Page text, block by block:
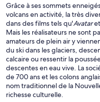
Grâce à ses sommets
volcans en activité, la très
dans des films tels qu'Avataret
Mais les réalisateurs ne sont
amateurs de plein air y
du ski dans les glaciers,
calcaire ou ressentir la
descentes en eau vive. La
de 700 ans et les colons
nom traditionnel de la
richesse culturelle.